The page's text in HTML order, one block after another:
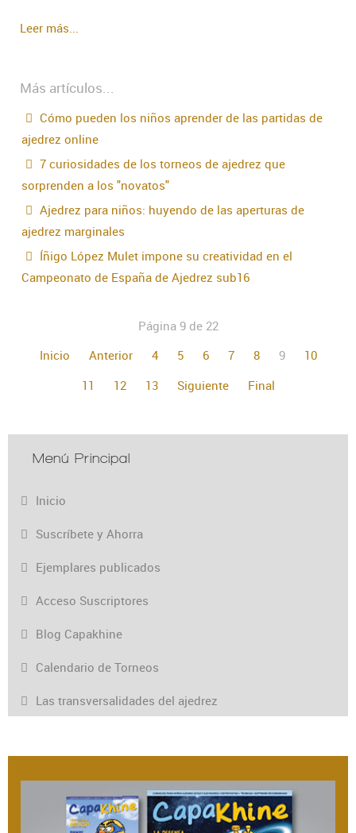
Leer más...
Más artículos...
Cómo pueden los niños aprender de las partidas de
ajedrez online
7 curiosidades de los torneos de ajedrez que
sorprenden a los "novatos"
Ajedrez para niños: huyendo de las aperturas de
ajedrez marginales
Íñigo López Mulet impone su creatividad en el
Campeonato de España de Ajedrez sub16
Página 9 de 22
Inicio
Anterior 4 5 6 7 8 9
10
11
12 13 Siguiente Final
Menú Principal
Inicio
Suscríbete y Ahorra
Ejemplares publicados
Acceso Suscriptores
Blog Capakhine
Calendario de Torneos
Las transversalidades del ajedrez